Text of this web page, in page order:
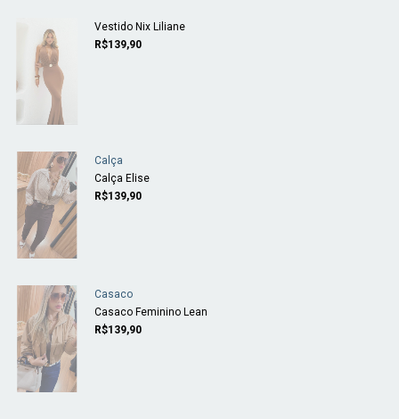
Vestido Nix Liliane
R$139,90
Calça
Calça Elise
R$139,90
Casaco
Casaco Feminino Lean
R$139,90